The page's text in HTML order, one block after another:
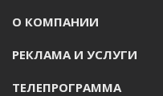
О КОМПАНИИ
РЕКЛАМА И УСЛУГИ
ТЕЛЕПРОГРАММА